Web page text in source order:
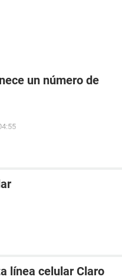
un número de
línea celular Claro